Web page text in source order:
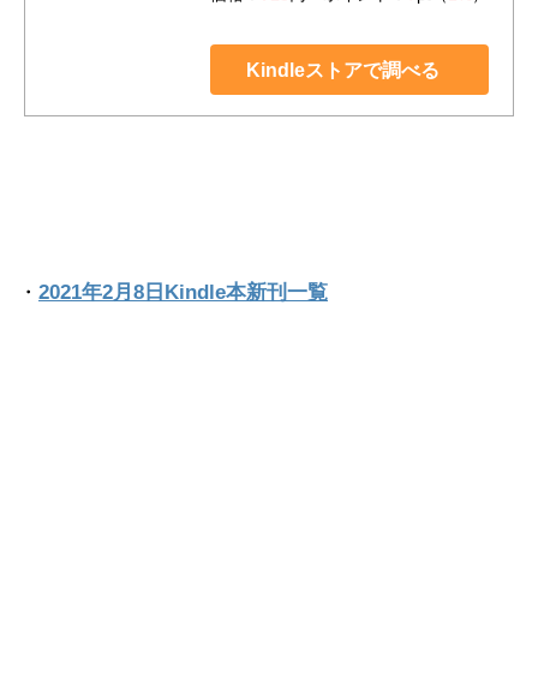
Kindleストアで調べる
・ 2021年2月8日Kindle本新刊一覧